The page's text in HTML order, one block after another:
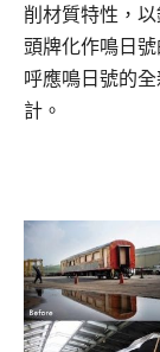
削材質特性，
頭牌化作鳴日
呼應鳴日號的
計。